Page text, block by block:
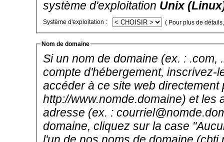
système d'exploitation Unix
Système d'exploitation : ( Pour plus de
Nom de domaine
Si un nom de domaine (ex. :
compte d'hébergement, inscrivez-
accéder à ce site web
http://www.nomde.domaine) et
adresse (ex. :
domaine, cliquez sur la case
l'un de nos noms de domaine